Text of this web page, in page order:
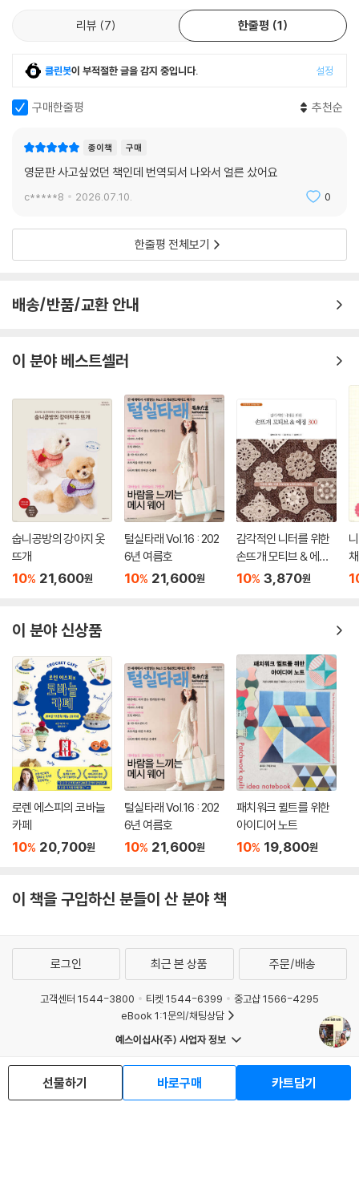
리뷰 7 한줄평 1
클린봇이 부적절한 글을 감지 중입니다. 설정
구매한줄평 추천순
종이책 구매
영문판 사고싶었던 책인데 번역되서 나와서 얼른 샀어요
c*****8 2026.07.10. 0
한줄평 전체보기
배송/반품/교환 안내
이 분야 베스트셀러
숩니공방의 강아지 옷
뜨개
10% 21,600원
털실타래 Vol.16 : 202
6년 여름호
10% 21,600원
감각적인 니터를 위한
손뜨개 모티브 & 에징
300
10% 3,870원
이 분야 신상품
로렌 에스피의 코바늘
카페
10% 20,700원
털실타래 Vol.16 : 202
6년 여름호
10% 21,600원
패치워크 퀼트를 위한
아이디어 노트
10% 19,800원
이 책을 구입하신 분들이 산 분야 책
선물하기 바로구매 카트담기
로그인 최근 본 상품 주문/배송
고객센터 1544-3800 티켓 1544-6399
중고샵 1566-4295
eBook 1:1문의/채팅상담
예스이십사(주) 사업자 정보
이용약관
개인정보처리방침
청소년보호정책
회사소개
거래처관계자께
도서홍보
광고